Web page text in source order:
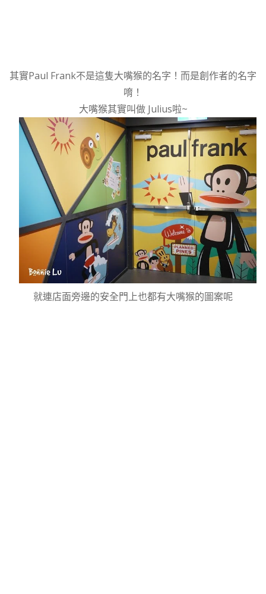
其實Paul Frank不是這隻大嘴猴的名字！而是創作者的名字
唷！
大嘴猴其實叫做 Julius啦~
就連店面旁邊的安全門上也都有大嘴猴的圖案呢